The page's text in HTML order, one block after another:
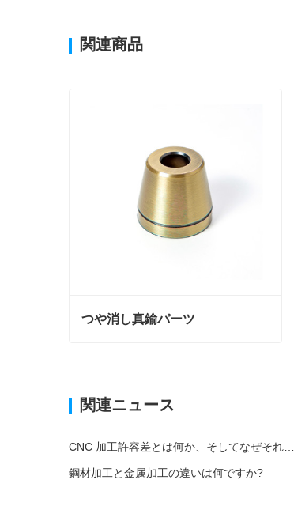
関連商品
つや消し真鍮パーツ
関連ニュース
CNC 加工許容差とは何か、そしてなぜそれが重要なのか?
鋼材加工と金属加工の違いは何ですか?